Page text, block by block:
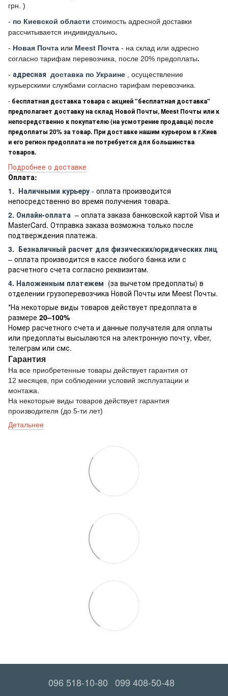
грн. )
- по Киевской области стоимость адресной доставки
рассчитывается индивидуально.
- Новая Почта или Meest Почта - на склад или адресно
согласно тарифам перевозчика, после 20% предоплаты.
- адресная доставка по Украине
, осуществление
курьерскими службами согласно тарифам перевозчика.
- бесплатная доставка товара с акцией "бесплатная доставка"
предполагает доставку на склад Новой Почты, Meest Почты или к
непосредственно к покупателю (на усмотрение продавца) после
предоплаты 20% за товар. При доставке нашим курьером в г.Киев
и его регион предоплата не потребуется для большинства
товаров.
Подробнее о доставке
Оплата:
1. Наличными курьеру - оплата производится
непосредственно во время получения товара.
2. Онлайн-оплата – оплата заказа банковской картой Visa и
MasterCard. Отправка заказа возможна только после
подтверждения платежа.
3. Безналичный расчет для физических/юридических лиц
– оплата производится в кассе любого банка или с
расчетного счета согласно реквизитам.
4. Наложенным платежем (за вычетом предоплаты) в
отделении грузоперевозчика Новой Почты или Meest Почты.
*На некоторые виды товаров действует предоплата в
размере 20–100%
Номер расчетного счета и данные получателя для оплаты
или предоплаты высылаются на электронную почту, viber,
телеграм или смс.
Гарантия
На все приобретенные товары действует гарантия от
12 месяцев, при соблюдении условий эксплуатации и
монтажа.
На некоторые виды товаров действует гарантия
производителя (до 5-ти лет)
Детальнее
096 518-10-80 099 408-50-48